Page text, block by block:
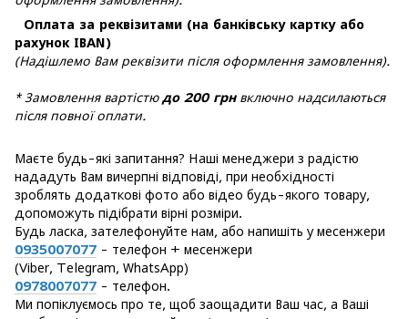
Оплата за реквізитами (на банківську картку або
рахунок IBAN)
(Надішлемо Вам реквізити після оформлення замовлення).
* Замовлення вартістюдо 200 грнвключно надсилаються
після повної оплати.
Маєте будь-які запитання? Наші менеджери з радістю
нададуть Вам вичерпні відповіді, при необхідності
зроблять додаткові фото або відео будь-якого товару,
допоможуть підібрати вірні розміри.
Будь ласка, зателефонуйте нам, або напишіть у месенжери
0935007077 - телефон + месенжери
(Viber, Telegram, WhatsApp)
0978007077 - телефон.
Ми попіклуємось про те, щоб заощадити Ваш час, а Ваші